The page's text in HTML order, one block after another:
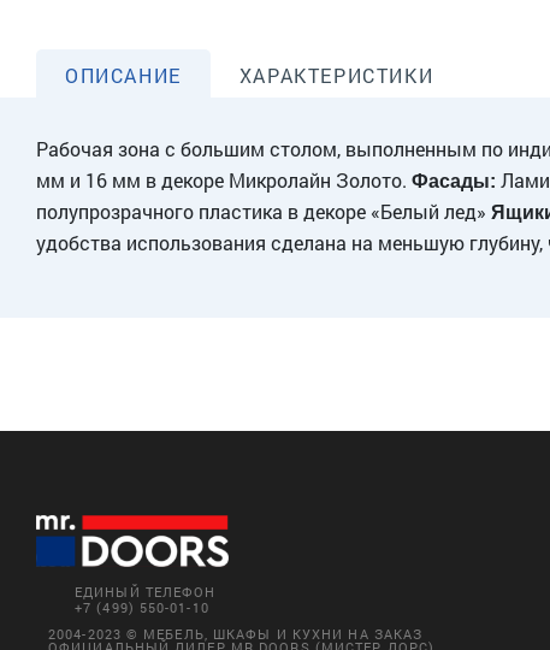
ОПИСАНИЕ ХАРАКТЕРИСТИКИ
Рабочая зона с большим столом, выполненным по
мм и 16 мм в декоре Микролайн Золото. Фасады:
полупрозрачного пластика в декоре «Белый лед»
удобства использования сделана на меньшую
ЕДИНЫЙ ТЕЛЕФОН
+7 (499) 550-01-10
2004-2023 © МЕБЕЛЬ, ШКАФЫ И КУХНИ НА ЗАКАЗ